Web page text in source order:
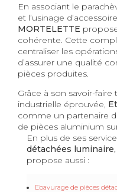
En associant le
et l’usinage
MORTELETTE
cohérente. Cette
centraliser les
d’assurer une qualité
pièces produites.
Grâce à son savoir-
industrielle éprouvée,
comme un partenaire
de pièces aluminium
En plus de ses
détachées luminaire,
propose aussi :
Ebavurage de pièces